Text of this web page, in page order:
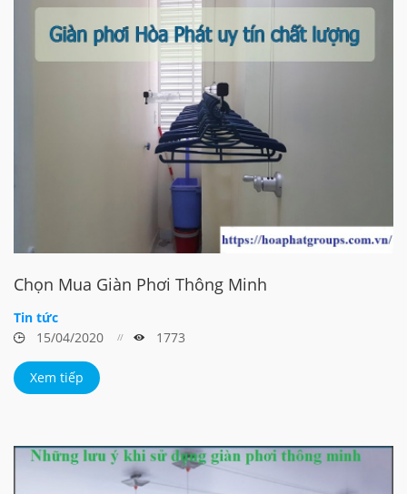
Chọn Mua Giàn Phơi Thông Minh
Tin tức
15/04/2020
1773
Xem tiếp